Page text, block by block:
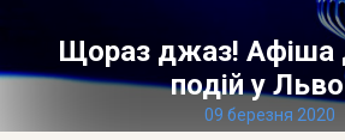
Щораз джаз! Афіша
подій у
09 березня 2020